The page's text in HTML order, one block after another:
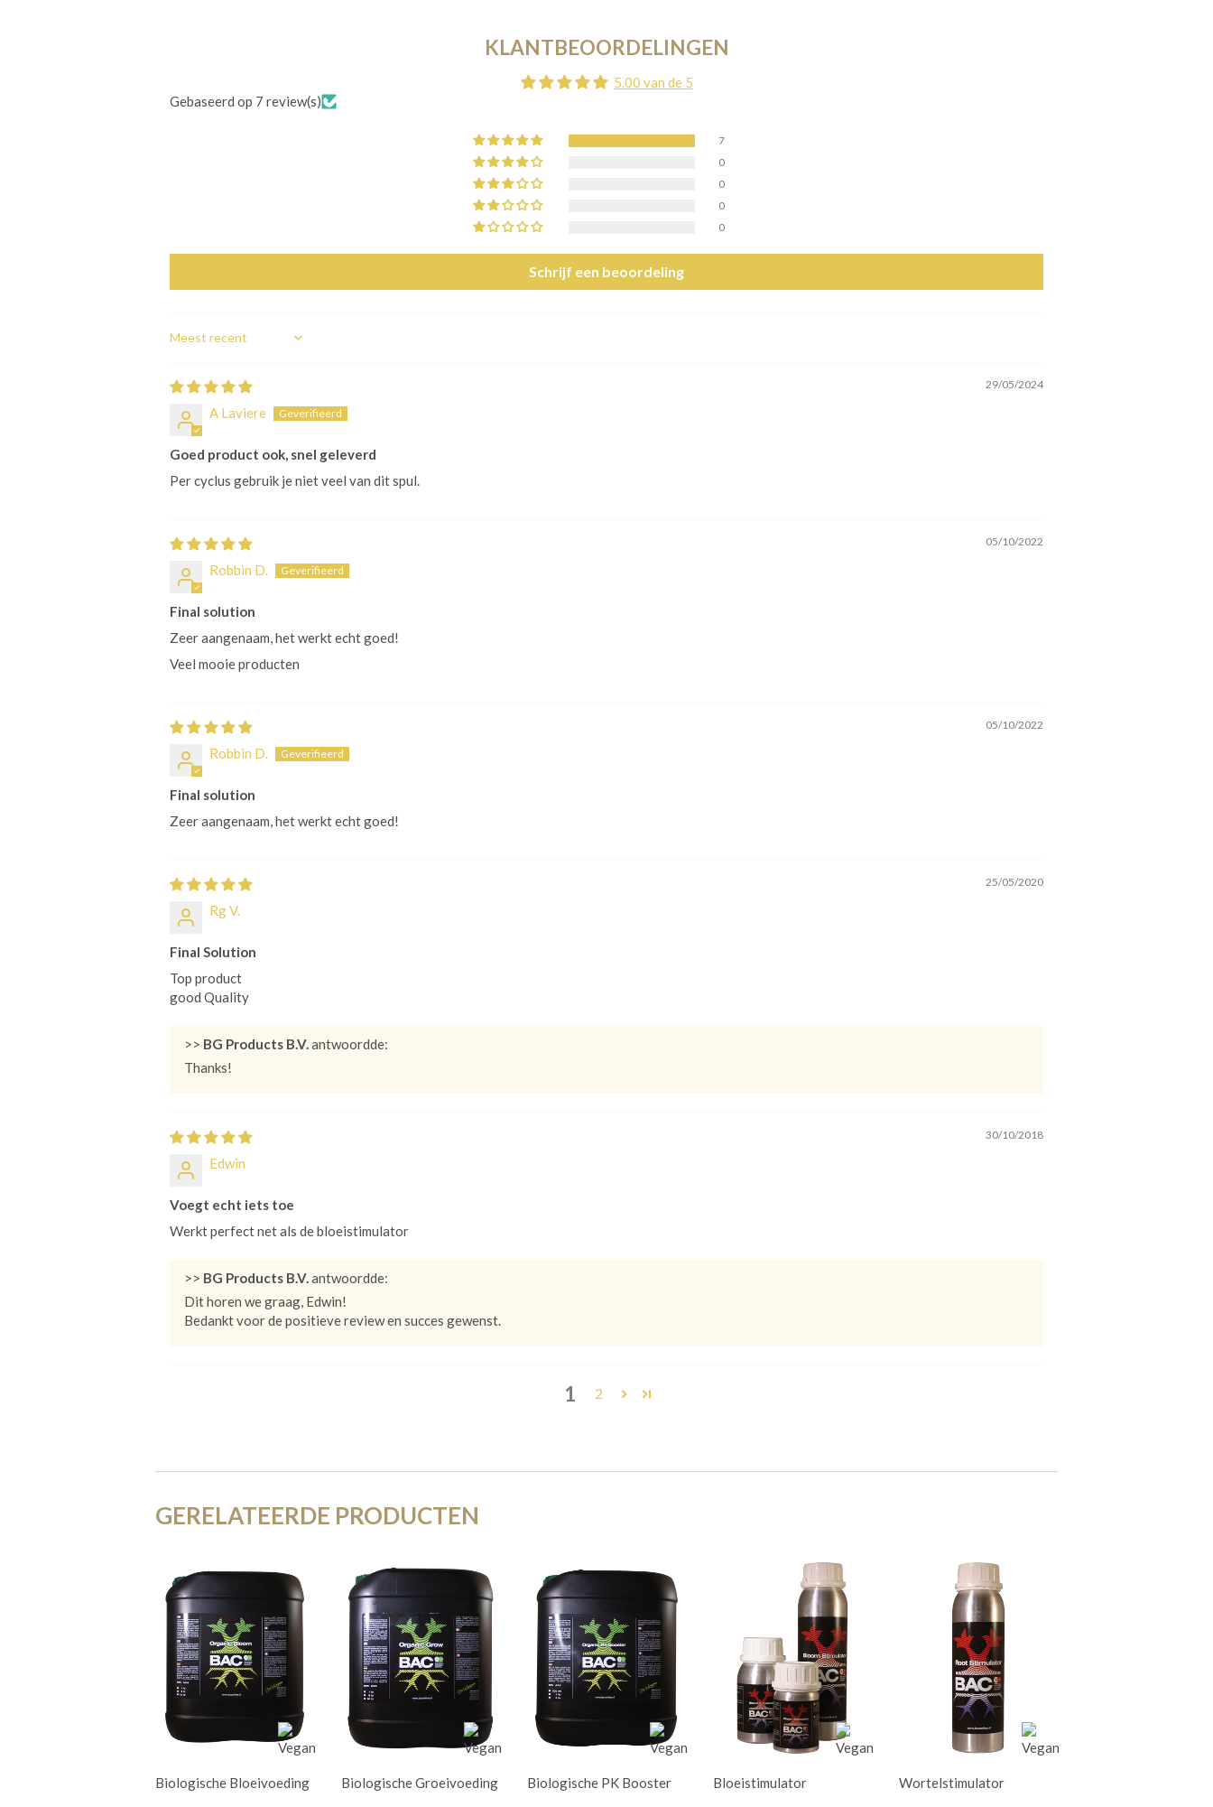
KLANTBEOORDELINGEN
5.00 van de 5
Gebaseerd op 7 review(s)
7
0
0
0
0
Schrijf een beoordeling
Sort by
29/05/2024
A Laviere
Goed product ook, snel geleverd
Per cyclus gebruik je niet veel van dit spul.
05/10/2022
Robbin D.
Final solution
Zeer aangenaam, het werkt echt goed!
Veel mooie producten
05/10/2022
Robbin D.
Final solution
Zeer aangenaam, het werkt echt goed!
25/05/2020
Rg V.
Final Solution
Top product
good Quality
>> BG Products B.V.antwoordde:
Thanks!
30/10/2018
Edwin
Voegt echt iets toe
Werkt perfect net als de bloeistimulator
>> BG Products B.V.antwoordde:
Dit horen we graag, Edwin!
Bedankt voor de positieve review en succes gewenst.
1 2
GERELATEERDE PRODUCTEN
Biologische Bloeivoeding Biologische Groeivoeding Biologische PK Booster Bloeistimulator Wortelstimulator